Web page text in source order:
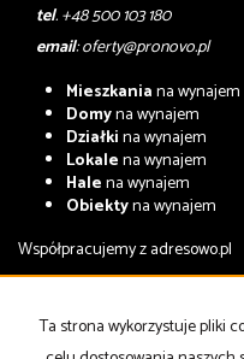
tel. +48 500 103 180
email:oferty@pronovo.pl
Mieszkaniana wynajem
Domyna wynajem
Działkina wynajem
Lokalena wynajem
Halena wynajem
Obiektyna wynajem
Współpracujemy zadresowo.pl
Domyna sprzedaż
Działkina sprzedaż
Ta strona wykorzystuje pliki